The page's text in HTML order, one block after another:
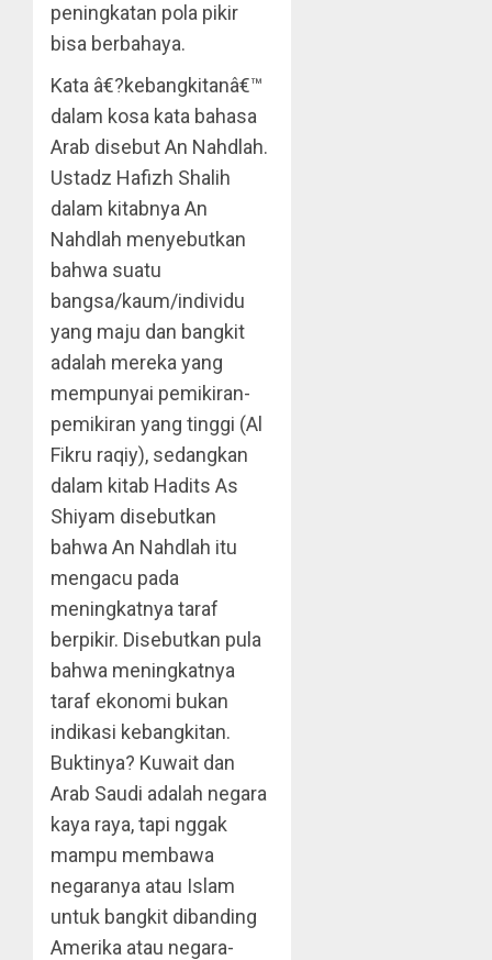
peningkatan pola pikir
bisa berbahaya.
Kata â€?kebangkitanâ€™
dalam kosa kata bahasa
Arab disebut An Nahdlah.
Ustadz Hafizh Shalih
dalam kitabnya An
Nahdlah menyebutkan
bahwa suatu
bangsa/kaum/individu
yang maju dan bangkit
adalah mereka yang
mempunyai pemikiran-
pemikiran yang tinggi (Al
Fikru raqiy), sedangkan
dalam kitab Hadits As
Shiyam disebutkan
bahwa An Nahdlah itu
mengacu pada
meningkatnya taraf
berpikir. Disebutkan pula
bahwa meningkatnya
taraf ekonomi bukan
indikasi kebangkitan.
Buktinya? Kuwait dan
Arab Saudi adalah negara
kaya raya, tapi nggak
mampu membawa
negaranya atau Islam
untuk bangkit dibanding
Amerika atau negara-